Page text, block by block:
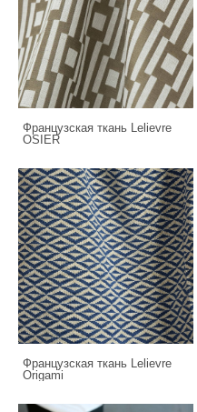
Французская ткань Lelievre
OSIER
Французская ткань Lelievre
Origami